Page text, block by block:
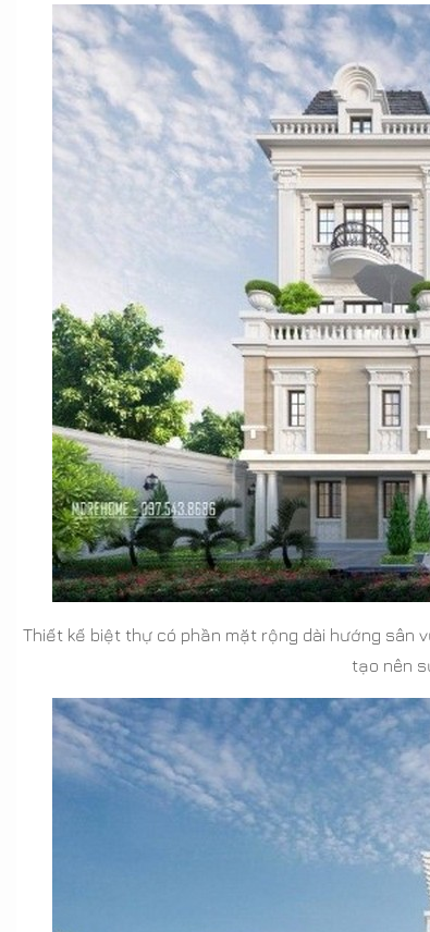
Thiết kế biệt thự có phần mặt rộng dài hướng sân
tạo nên